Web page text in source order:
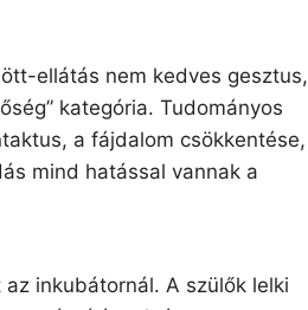
ellátás nem kedves gesztus,
kategória. Tudományos
a fájdalom csökkentése,
mind hatással vannak a
inkubátornál. A szülők lelki